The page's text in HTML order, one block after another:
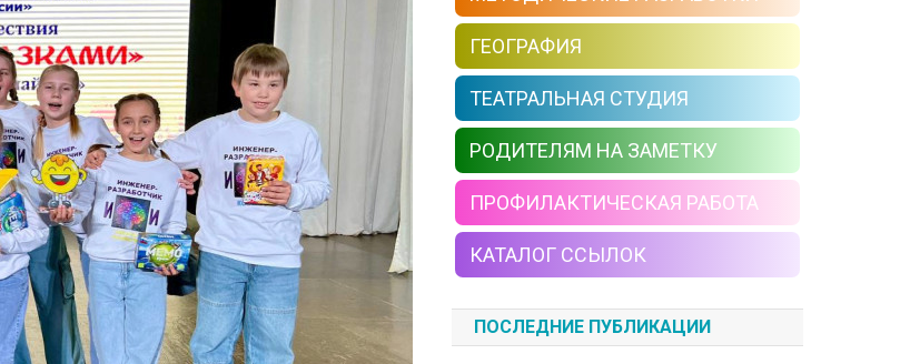
ГЕОГРАФИЯ
ТЕАТРАЛЬНАЯ СТУДИЯ
РОДИТЕЛЯМ НА ЗАМЕТКУ
ПРОФИЛАКТИЧЕСКАЯ РАБОТА
КАТАЛОГ ССЫЛОК
ПОСЛЕДНИЕ ПУБЛИКАЦИИ